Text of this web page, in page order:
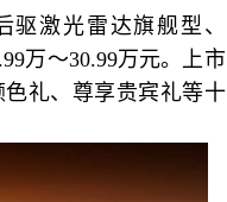
驱激光雷达旗舰型、
万～30.99万元。上市
礼、尊享贵宾礼等十